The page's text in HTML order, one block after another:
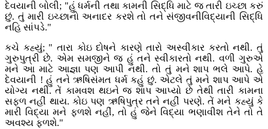
દેવયાની બોલી; "હું ધર્મની તથા કામની સિદ્ધિ માટે જ તારી ઇચ્છા કરું
છું. તું મારી ઇચ્છાનો અનાદર કરશે તો તને સંજીવનીવિદ્યાની સિદ્ધિ
નહિ સાંપડે."
કચે કહ્યું; " તારા કોઇ દોષને કારણે તારો અસ્વીકાર કરતો નથી. તું
ગુરુપુત્રી છે. એમ સમજીને જ હું તને સ્વીકારતો નથી. વળી ગુરુએ
મને આ માટે આજ્ઞા પણ આપી નથી. તો તું મને શાપ ભલે આપે. હે
દેવયાની ! હું તને ઋષિસંમત ધર્મ કહું છું. એટલે તું મને શાપ આપે એ
યોગ્ય નથી. તેં કામવશ થઇને જ શાપ આપ્યો છે તેથી તારી કામના
સફળ નહીં થાય. કોઇ પણ ઋષિપુત્ર તને નહીં પરણે. તેં મને કહ્યું કે
મારી વિદ્યા મને ફળશે નહીં, તો હું જેને વિદ્યા ભણાવીશ તેને તો તે
અવશ્ય ફળશે."